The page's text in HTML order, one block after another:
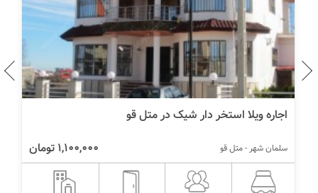
اجاره ویلا استخر دار شیک در متل قو
1,100,000 تومان سلمان شهر - متل قو